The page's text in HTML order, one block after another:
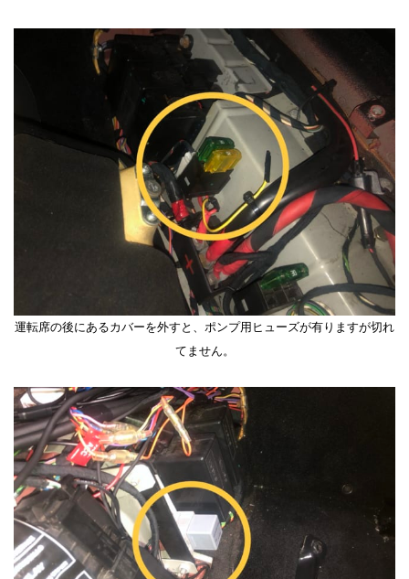
運転席の後にあるカバーを外すと、ポンプ用ヒューズが有りますが切れ
てません。